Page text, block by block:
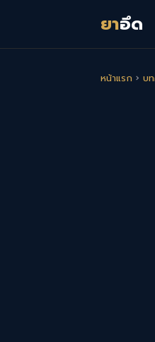
ยาอึด
หน้าแรก › บ